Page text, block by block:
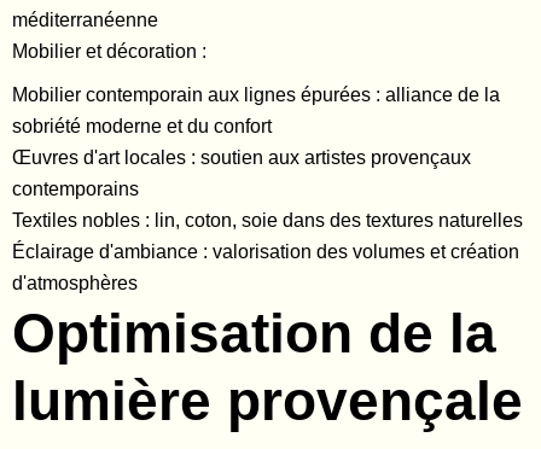
méditerranéenne
Mobilier et décoration :
Mobilier contemporain aux lignes épurées : alliance de la
sobriété moderne et du confort
Œuvres d'art locales : soutien aux artistes provençaux
contemporains
Textiles nobles : lin, coton, soie dans des textures naturelles
Éclairage d'ambiance : valorisation des volumes et création
d'atmosphères
Optimisation de la
lumière provençale